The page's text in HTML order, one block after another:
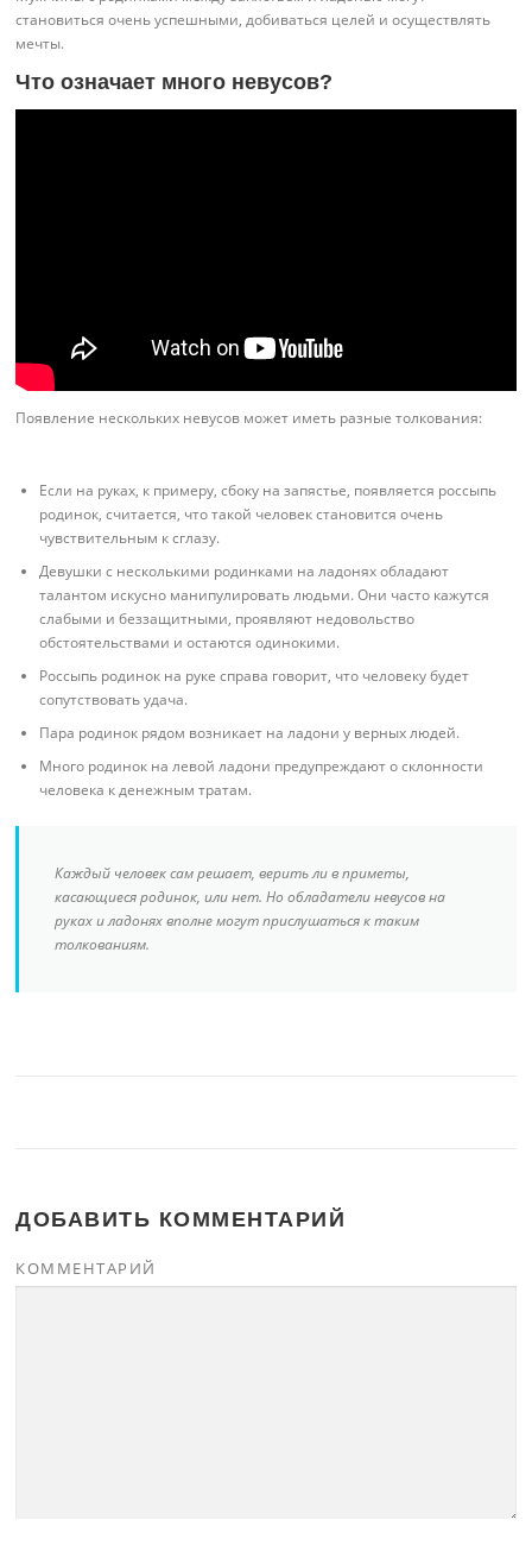
становиться очень успешными, добиваться целей и осуществлять
мечты.
Что означает много невусов?
Появление нескольких невусов может иметь разные толкования:
Если на руках, к примеру, сбоку на запястье, появляется россыпь
родинок, считается, что такой человек становится очень
чувствительным к сглазу.
Девушки с несколькими родинками на ладонях обладают
талантом искусно манипулировать людьми. Они часто кажутся
слабыми и беззащитными, проявляют недовольство
обстоятельствами и остаются одинокими.
Россыпь родинок на руке справа говорит, что человеку будет
сопутствовать удача.
Пара родинок рядом возникает на ладони у верных людей.
Много родинок на левой ладони предупреждают о склонности
человека к денежным тратам.
Каждый человек сам решает, верить ли в приметы,
касающиеся родинок, или нет. Но обладатели невусов на
руках и ладонях вполне могут прислушаться к таким
толкованиям.
ДОБАВИТЬ КОММЕНТАРИЙ
КОММЕНТАРИЙ